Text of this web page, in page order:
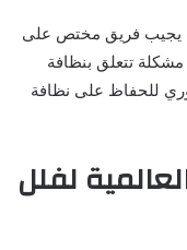
يجيب فريق مختص على
تتعلق بنظافة
للحفاظ على نظافة
لفلل